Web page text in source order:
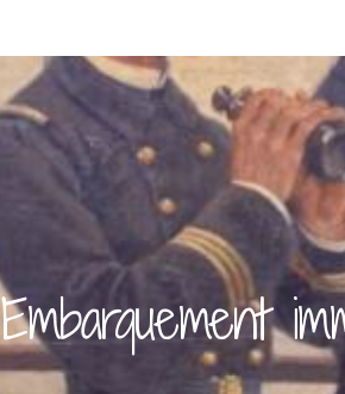
Embarquement